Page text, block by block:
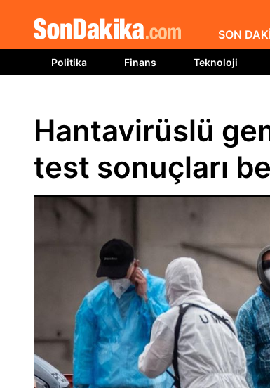
SON
Politika Finans Teknoloji
Hantavirüslü
test sonuçları